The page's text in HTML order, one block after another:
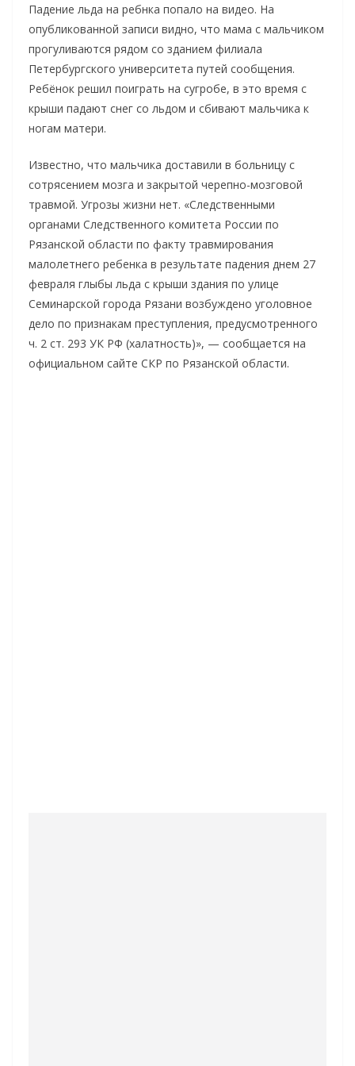
Падение льда на ребнка попало на видео. На
опубликованной записи видно, что мама с мальчиком
прогуливаются рядом со зданием филиала
Петербургского университета путей сообщения.
Ребёнок решил поиграть на сугробе, в это время с
крыши падают снег со льдом и сбивают мальчика к
ногам матери.
Известно, что мальчика доставили в больницу с
сотрясением мозга и закрытой черепно-мозговой
травмой. Угрозы жизни нет. «Следственными
органами Следственного комитета России по
Рязанской области по факту травмирования
малолетнего ребенка в результате падения днем 27
февраля глыбы льда с крыши здания по улице
Семинарской города Рязани возбуждено уголовное
дело по признакам преступления, предусмотренного
ч. 2 ст. 293 УК РФ (халатность)», — сообщается на
официальном сайте СКР по Рязанской области.